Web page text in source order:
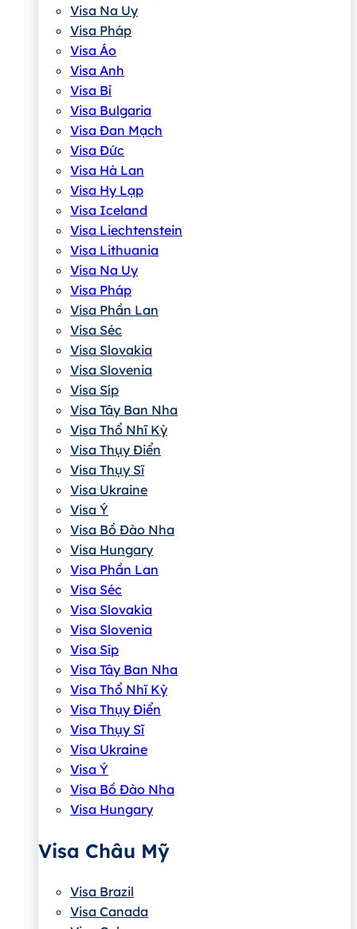
Visa Na Uy
Visa Pháp
Visa Áo
Visa Anh
Visa Bỉ
Visa Bulgaria
Visa Đan Mạch
Visa Đức
Visa Hà Lan
Visa Hy Lạp
Visa Iceland
Visa Liechtenstein
Visa Lithuania
Visa Na Uy
Visa Pháp
Visa Phần Lan
Visa Séc
Visa Slovakia
Visa Slovenia
Visa Síp
Visa Tây Ban Nha
Visa Thổ Nhĩ Kỳ
Visa Thụy Điển
Visa Thụy Sĩ
Visa Ukraine
Visa Ý
Visa Bồ Đào Nha
Visa Hungary
Visa Phần Lan
Visa Séc
Visa Slovakia
Visa Slovenia
Visa Síp
Visa Tây Ban Nha
Visa Thổ Nhĩ Kỳ
Visa Thụy Điển
Visa Thụy Sĩ
Visa Ukraine
Visa Ý
Visa Bồ Đào Nha
Visa Hungary
Visa Châu Mỹ
Visa Brazil
Visa Canada